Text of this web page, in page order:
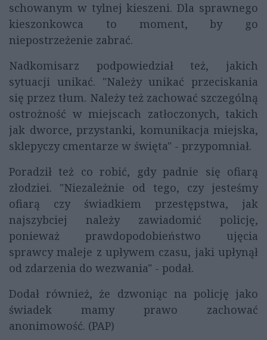
schowanym w tylnej kieszeni. Dla sprawnego
kieszonkowca to moment, by go
niepostrzeżenie zabrać.
Nadkomisarz podpowiedział też, jakich
sytuacji unikać. "Należy unikać przeciskania
się przez tłum. Należy też zachować szczególną
ostrożność w miejscach zatłoczonych, takich
jak dworce, przystanki, komunikacja miejska,
sklepyczy cmentarze w święta" - przypomniał.
Poradził też co robić, gdy padnie się ofiarą
złodziei. "Niezależnie od tego, czy jesteśmy
ofiarą czy świadkiem przestępstwa, jak
najszybciej należy zawiadomić policję,
ponieważ prawdopodobieństwo ujęcia
sprawcy maleje z upływem czasu, jaki upłynął
od zdarzenia do wezwania" - podał.
Dodał również, że dzwoniąc na policję jako
świadek mamy prawo zachować
anonimowość. (PAP)